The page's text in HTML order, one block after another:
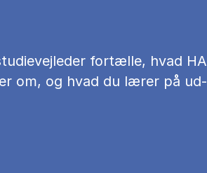
for­tæl­le, hvad HA
om, og hvad du læ­rer på ud­